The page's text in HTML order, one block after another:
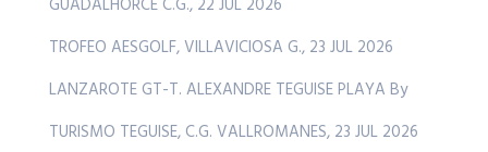
TROFEO AESGOLF, VILLAVICIOSA G., 23 JUL 2026
LANZAROTE GT-T. ALEXANDRE TEGUISE PLAYA By
TURISMO TEGUISE, C.G. VALLROMANES, 23 JUL 2026